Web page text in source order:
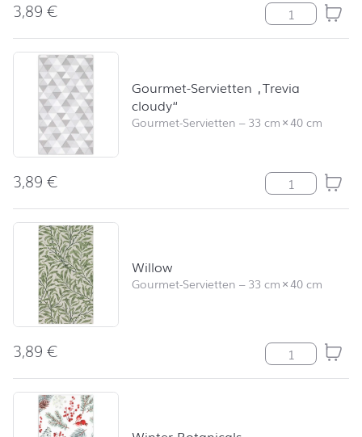
3,89€ Field of
Gourmet-Servietten „Trevia
cloudy“
Gourmet-Servietten –33 cm×40 cm
3,89€ Gourmet-
Willow
Gourmet-Servietten –33 cm×40 cm
3,89€ Willow Menge